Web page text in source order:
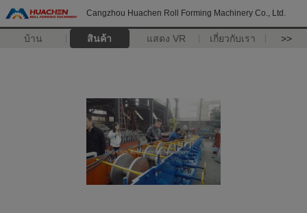
Cangzhou Huachen Roll Forming Machinery Co., Ltd.
บ้าน สินค้า แสดง VR เกี่ยวกับเรา >>